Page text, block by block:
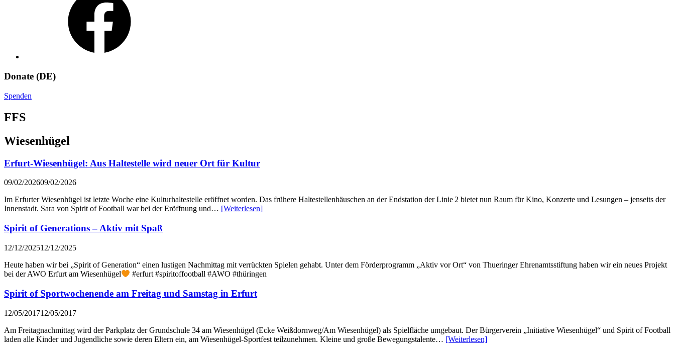
Donate (DE)
Spenden
FFS
Wiesenhügel
Erfurt-Wiesenhügel: Aus Haltestelle wird neuer Ort für Kultur
09/02/202609/02/2026
Im Erfurter Wiesenhügel ist letzte Woche eine Kulturhaltestelle eröffnet worden. Das frühere Haltestellenhäuschen an der Endstation der Linie 2 bietet nun Raum für Kino, Konzerte und Lesungen – jenseits der
Innenstadt. Sara von Spirit of Football war bei der Eröffnung und… [Weiterlesen]
Spirit of Generations – Aktiv mit Spaß
12/12/202512/12/2025
Heute haben wir bei „Spirit of Generation“ einen lustigen Nachmittag mit verrückten Spielen gehabt. Unter dem Förderprogramm „Aktiv vor Ort“ von Thueringer Ehrenamtsstiftung haben wir ein neues Projekt
bei der AWO Erfurt am Wiesenhügel
#erfurt #spiritoffootball #AWO #thüringen
Spirit of Sportwochenende am Freitag und Samstag in Erfurt
12/05/201712/05/2017
Am Freitagnachmittag wird der Parkplatz der Grundschule 34 am Wiesenhügel (Ecke Weißdornweg/Am Wiesenhügel) als Spielfläche umgebaut. Der Bürgerverein „Initiative Wiesenhügel“ und Spirit of Football
laden alle Kinder und Jugendliche sowie deren Eltern ein, am Wiesenhügel-Sportfest teilzunehmen. Kleine und große Bewegungstalente… [Weiterlesen]